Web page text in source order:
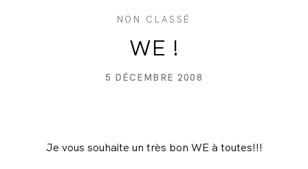
ACCUEIL
A PROPOS
NON CLASSÉ
WE !
5 DÉCEMBRE 2008
Je vous souhaite un très bon WE à toutes!!!